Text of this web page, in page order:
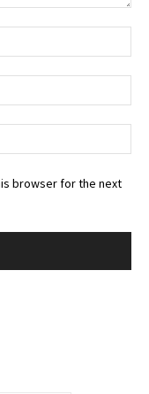
browser for the next